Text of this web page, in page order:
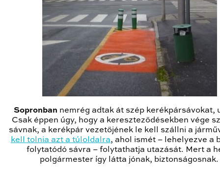
Sopronban nemrég adtak át szép kerékpársávokat,
Csak éppen úgy, hogy a kereszteződésekben vége
sávnak, a kerékpár vezetőjének le kell szállni a
kell tolnia azt a túloldalra, ahol ismét – lehelyezve a
folytatódó sávra – folytathatja utazását. Mert a
polgármester így látta jónak, biztonságosnak.